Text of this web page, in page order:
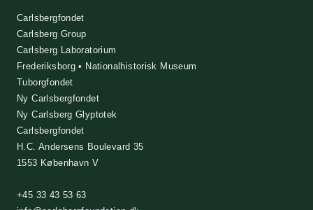
Carlsbergfondet
Carlsberg Group
Carlsberg Laboratorium
Frederiksborg • Nationalhistorisk Museum
Tuborgfondet
Ny Carlsbergfondet
Ny Carlsberg Glyptotek
Carlsbergfondet
H.C. Andersens Boulevard 35
1553 København V
+45 33 43 53 63